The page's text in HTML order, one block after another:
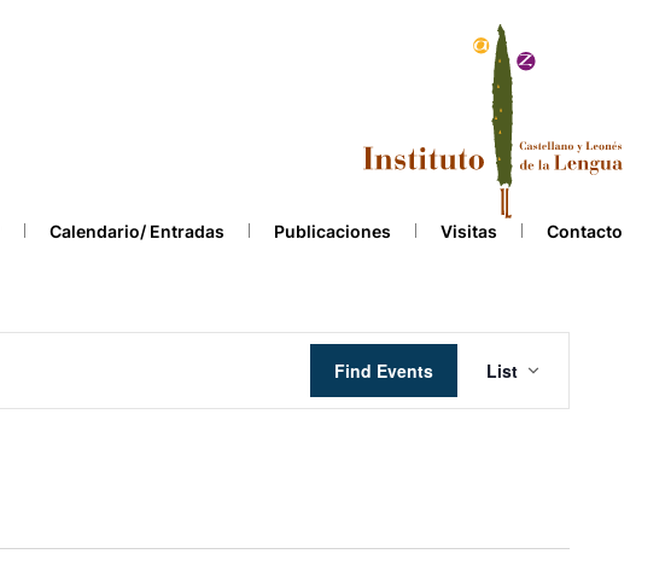
Calendario/ Entradas Publicaciones Visitas Contacto
Find Events
Views
Navigation
List